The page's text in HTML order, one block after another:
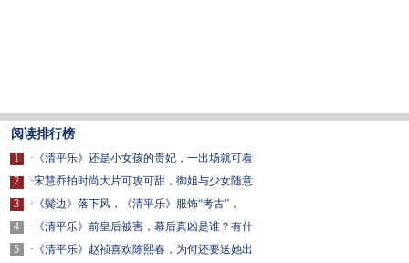
阅读排行榜
1
2
3
4
5
· 《清平乐》还是小女孩的贵妃，一出场就可看
·宋慧乔拍时尚大片可攻可甜，御姐与少女随意
· 《鬓边》落下风，《清平乐》服饰“考古”，
· 《清平乐》前皇后被害，幕后真凶是谁？有什
· 《清平乐》赵祯喜欢陈熙春，为何还要送她出